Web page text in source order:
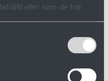
eller som de har